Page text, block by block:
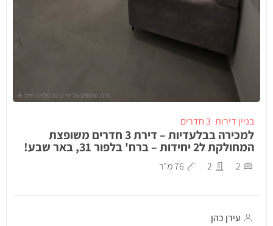
בניין דירות 3 חדרים
למכירה בבלעדיות – דירת 3 חדרים משופצת
המחולקת ל2 יחידות – ברח' בלפור 31, באר שבע!
2
2 76 מ״ר
עירן כהן